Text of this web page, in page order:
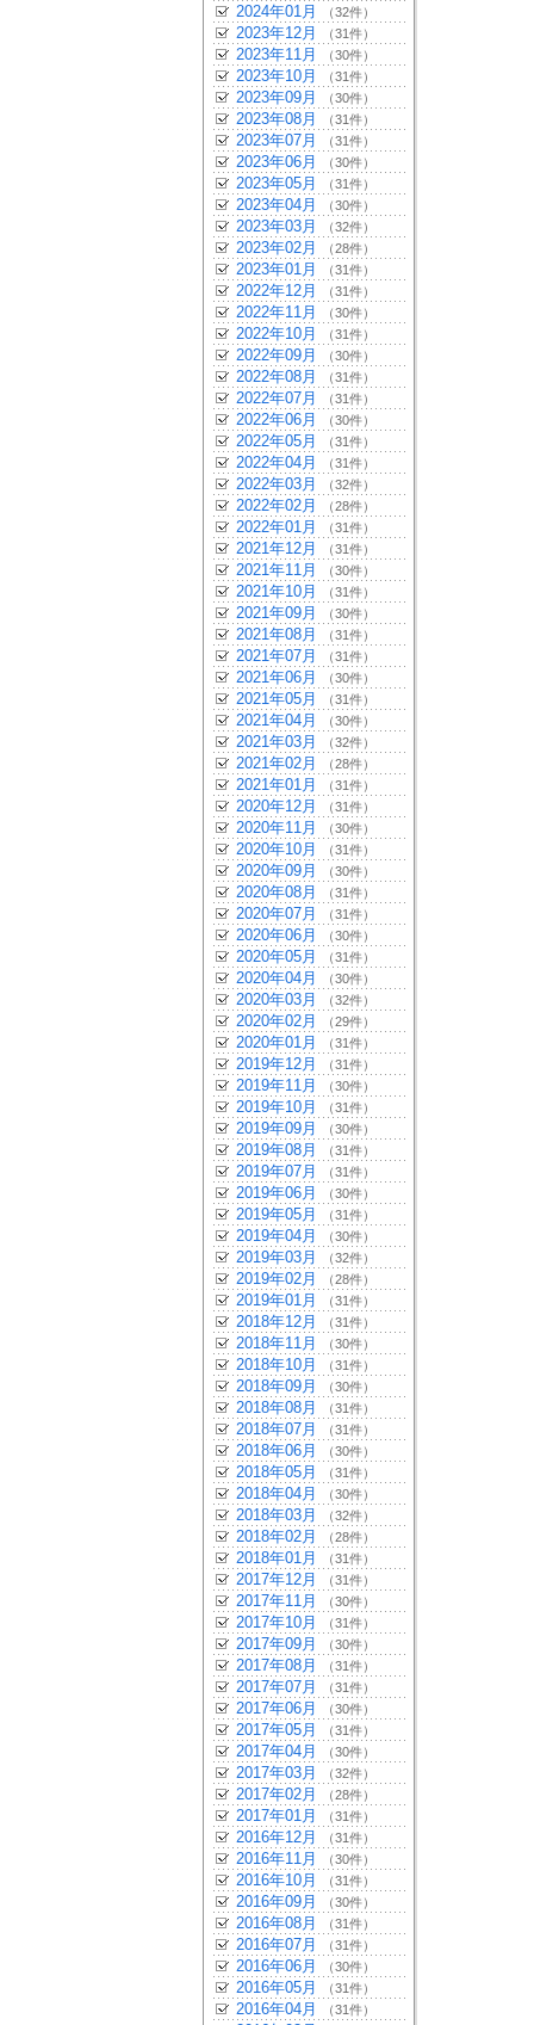
2024年01月 （32件）
2023年12月 （31件）
2023年11月 （30件）
2023年10月 （31件）
2023年09月 （30件）
2023年08月 （31件）
2023年07月 （31件）
2023年06月 （30件）
2023年05月 （31件）
2023年04月 （30件）
2023年03月 （32件）
2023年02月 （28件）
2023年01月 （31件）
2022年12月 （31件）
2022年11月 （30件）
2022年10月 （31件）
2022年09月 （30件）
2022年08月 （31件）
2022年07月 （31件）
2022年06月 （30件）
2022年05月 （31件）
2022年04月 （31件）
2022年03月 （32件）
2022年02月 （28件）
2022年01月 （31件）
2021年12月 （31件）
2021年11月 （30件）
2021年10月 （31件）
2021年09月 （30件）
2021年08月 （31件）
2021年07月 （31件）
2021年06月 （30件）
2021年05月 （31件）
2021年04月 （30件）
2021年03月 （32件）
2021年02月 （28件）
2021年01月 （31件）
2020年12月 （31件）
2020年11月 （30件）
2020年10月 （31件）
2020年09月 （30件）
2020年08月 （31件）
2020年07月 （31件）
2020年06月 （30件）
2020年05月 （31件）
2020年04月 （30件）
2020年03月 （32件）
2020年02月 （29件）
2020年01月 （31件）
2019年12月 （31件）
2019年11月 （30件）
2019年10月 （31件）
2019年09月 （30件）
2019年08月 （31件）
2019年07月 （31件）
2019年06月 （30件）
2019年05月 （31件）
2019年04月 （30件）
2019年03月 （32件）
2019年02月 （28件）
2019年01月 （31件）
2018年12月 （31件）
2018年11月 （30件）
2018年10月 （31件）
2018年09月 （30件）
2018年08月 （31件）
2018年07月 （31件）
2018年06月 （30件）
2018年05月 （31件）
2018年04月 （30件）
2018年03月 （32件）
2018年02月 （28件）
2018年01月 （31件）
2017年12月 （31件）
2017年11月 （30件）
2017年10月 （31件）
2017年09月 （30件）
2017年08月 （31件）
2017年07月 （31件）
2017年06月 （30件）
2017年05月 （31件）
2017年04月 （30件）
2017年03月 （32件）
2017年02月 （28件）
2017年01月 （31件）
2016年12月 （31件）
2016年11月 （30件）
2016年10月 （31件）
2016年09月 （30件）
2016年08月 （31件）
2016年07月 （31件）
2016年06月 （30件）
2016年05月 （31件）
2016年04月 （31件）